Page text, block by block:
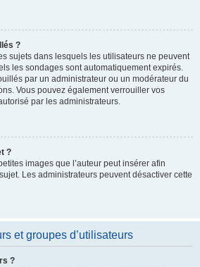
?
sujets dans lesquels les utilisateurs ne peuvent
les sondages sont automatiquement expirés.
par un administrateur ou un modérateur du
Vous pouvez également verrouiller vos
par les administrateurs.
?
images que l’auteur peut insérer afin
Les administrateurs peuvent désactiver cette
et groupes d’utilisateurs
?